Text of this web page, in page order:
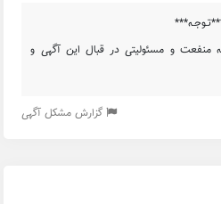
منفعت و مسئولیتی در قبال این آگهی و
گزارش مشکل آگهی